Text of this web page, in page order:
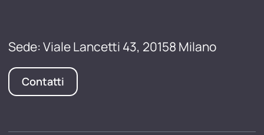
Sede: Viale Lancetti 43, 20158 Milano
Contatti